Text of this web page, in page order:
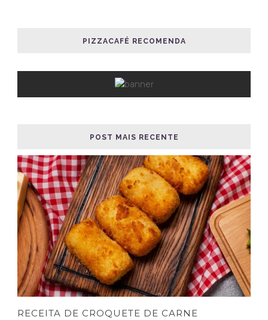
PIZZACAFÉ RECOMENDA
POST MAIS RECENTE
RECEITA DE CROQUETE DE CARNE